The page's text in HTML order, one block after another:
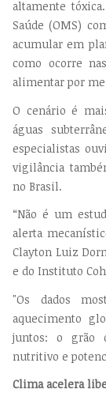
altamente
Saúde (OMS)
acumular em
como ocorre
alimentar por
O cenário é
águas
especialistas
vigilância
no Brasil.
“Não é um
alerta
Clayton Luiz
e do Instituto
"Os dados
aquecimento
juntos: o grão
nutritivo e
Clima acelera